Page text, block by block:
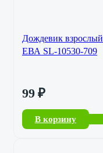
Дождевик взрослый
ЕВА SL-10530-709
99 ₽
В корзину